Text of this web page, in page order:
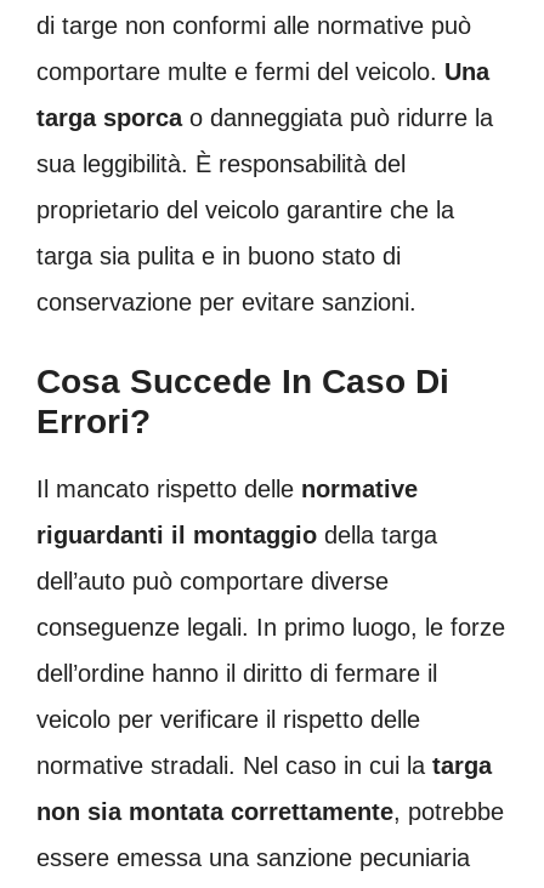
di targe non conformi alle normative può
comportare multe e fermi del veicolo. Una
targa sporcao danneggiata può ridurre la
sua leggibilità. È responsabilità del
proprietario del veicolo garantire che la
targa sia pulita e in buono stato di
conservazione per evitare sanzioni.
Cosa Succede In Caso Di
Errori?
Il mancato rispetto delle normative
riguardanti il montaggio della targa
dell’auto può comportare diverse
conseguenze legali. In primo luogo, le forze
dell’ordine hanno il diritto di fermare il
veicolo per verificare il rispetto delle
normative stradali. Nel caso in cui la targa
non sia montata correttamente, potrebbe
essere emessa una sanzione pecuniaria